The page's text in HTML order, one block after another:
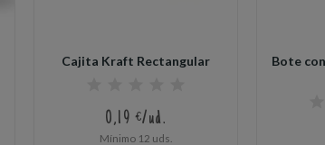
Cajita Kraft Rectangular
0,19 €/ud.
Mínimo 12 uds.
Bote